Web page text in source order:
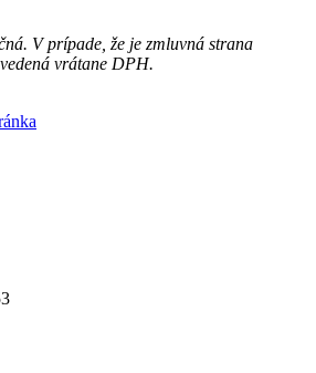
V prípade, že je zmluvná strana
vrátane DPH.